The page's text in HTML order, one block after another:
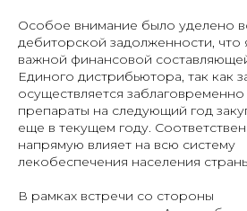
Особое внимание было уделено
дебиторской задолженности, что
важной финансовой
Единого дистрибьютора, так как
осуществляется заблаговременно
препараты на следующий год
еще в текущем году.
напрямую влияет на всю систему
лекобеспечения населения
В рамках встречи со стороны